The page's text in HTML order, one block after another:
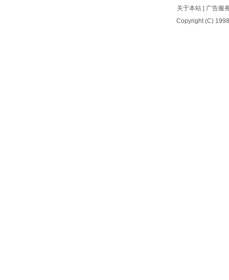
关于本站|
广告服
Copyright (C)